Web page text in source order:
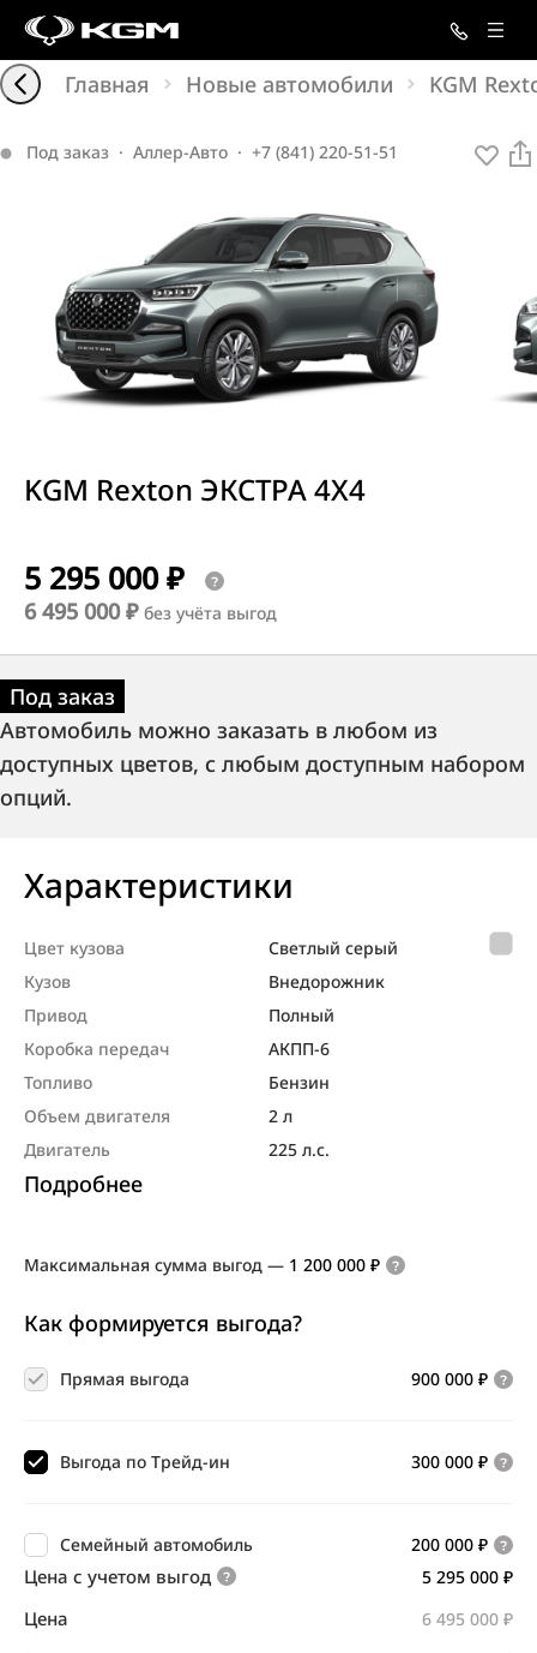
Главная Новые автомобили KGM
Под заказ · Аллер-Авто · +7 (841) 220-51-51
KGM Rexton ЭКСТРА 4X4
5 295 000 ₽
6 495 000 ₽ без учёта выгод
Под заказ
Автомобиль можно заказать в любом из
доступных цветов, с любым доступным набором
опций.
Характеристики
Цвет кузова
Светлый серый
Кузов
Внедорож­ник
Привод
Полный
Коробка передач
АКПП-6
Топливо
Бензин
Объем двигателя
2 л
Двигатель
225 л.с.
Подробнее
Максимальная сумма выгод — 1 200 000 ₽
Как формируется выгода?
900 000 ₽
Прямая выгода
300 000 ₽
Выгода по Трейд-ин
200 000 ₽
Семейный автомобиль
Цена с учетом выгод 5 295 000 ₽
Цена 6 495 000 ₽